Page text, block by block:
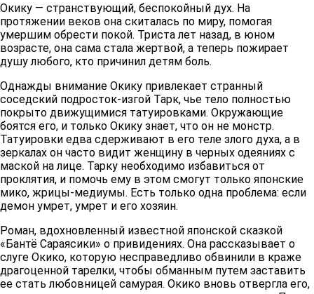
Окику — странствующий, беспокойный дух. На
протяжении веков она скиталась по миру, помогая
умершим обрести покой. Триста лет назад, в юном
возрасте, она сама стала жертвой, а теперь пожирает
душу любого, кто причинил детям боль.
Однажды внимание Окику привлекает странный
соседский подросток-изгой Тарк, чье тело полностью
покрыто движущимися татуировками. Окружающие
боятся его, и только Окику знает, что он не монстр.
Татуировки едва сдерживают в его теле злого духа, а в
зеркалах он часто видит женщину в черных одеяниях с
маской на лице. Тарку необходимо избавиться от
проклятия, и помочь ему в этом смогут только японские
мико, жрицы-медиумы. Есть только одна проблема: если
демон умрет, умрет и его хозяин.
Роман, вдохновленный известной японской сказкой
«Бантё Сараясики» о привидениях. Она рассказывает о
слуге Окико, которую несправедливо обвинили в краже
драгоценной тарелки, чтобы обманным путем заставить
ее стать любовницей самурая. Окико вновь отвергла его,